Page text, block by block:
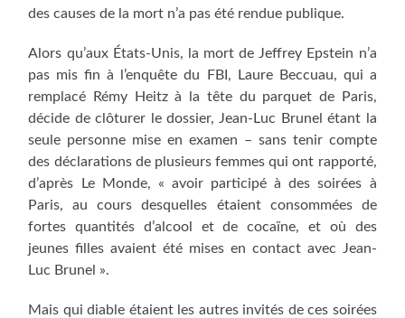
des causes de la mort n’a pas été rendue publique.
Alors qu’aux États-Unis, la mort de Jeffrey Epstein n’a
pas mis fin à l’enquête du FBI, Laure Beccuau, qui a
remplacé Rémy Heitz à la tête du parquet de Paris,
décide de clôturer le dossier, Jean-Luc Brunel étant la
seule personne mise en examen – sans tenir compte
des déclarations de plusieurs femmes qui ont rapporté,
d’après Le Monde, « avoir participé à des soirées à
Paris, au cours desquelles étaient consommées de
fortes quantités d’alcool et de cocaïne, et où des
jeunes filles avaient été mises en contact avec Jean-
Luc Brunel ».
Mais qui diable étaient les autres invités de ces soirées